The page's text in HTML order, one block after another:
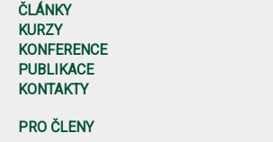
ČLÁNKY
KURZY
KONFERENCE
PUBLIKACE
KONTAKTY
PRO ČLENY